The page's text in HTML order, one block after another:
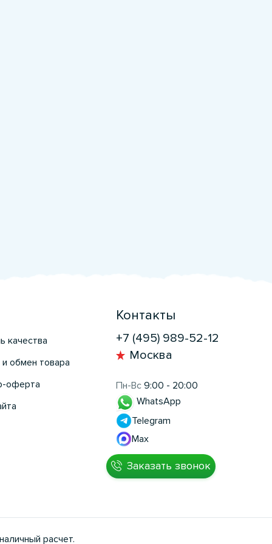
качества
обмен товара
оферта
Контакты
+7 (495) 989-52-12
Москва
Пн-Вс 9:00 - 20:00
WhatsApp
Telegram
Max
Заказать звонок
расчет.